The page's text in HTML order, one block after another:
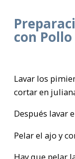
con Pollo
Lavar los
cortar en
Después lavar
Pelar el ajo y